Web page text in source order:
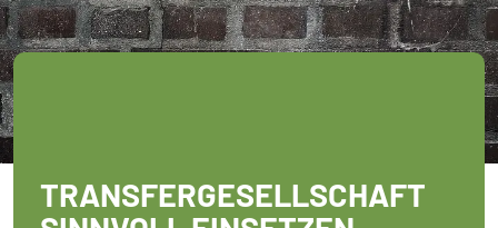
TRANSFERGESELLSCHAFT